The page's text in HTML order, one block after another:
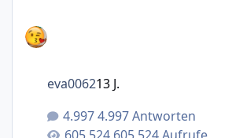
4.997 Antworten
eva006213 J.